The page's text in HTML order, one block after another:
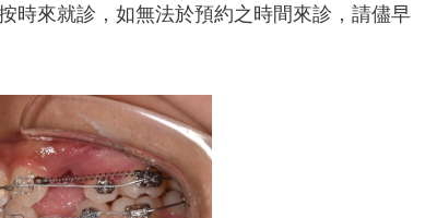
時來就診，如無法於預約之時間來診，請儘早